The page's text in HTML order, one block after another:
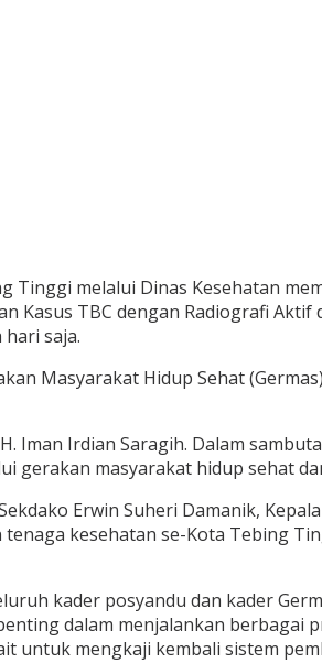
Tinggi melalui Dinas Kesehatan
Kasus TBC dengan Radiografi
saja.
Masyarakat Hidup Sehat
Iman Irdian Saragih. Dalam
gerakan masyarakat hidup sehat
Erwin Suheri Damanik,
kesehatan se-Kota Tebing
kader posyandu dan kader
dalam menjalankan
untuk mengkaji kembali sistem